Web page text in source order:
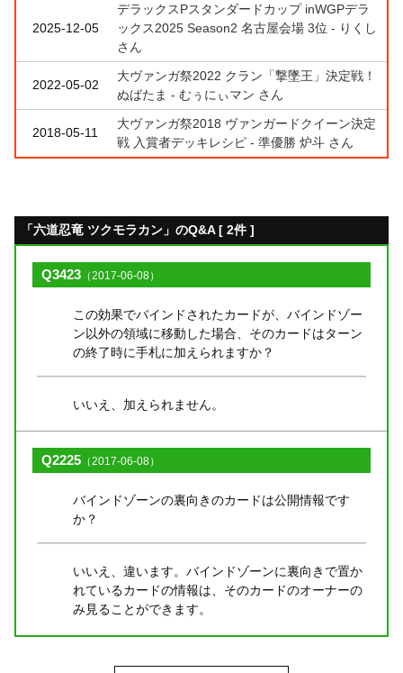
2025-12-05
デラックスPスタンダードカップ inWGPデラ
ックス2025 Season2 名古屋会場 3位 - りくし
さん
2022-05-02
大ヴァンガ祭2022 クラン「撃墜王」決定戦！
ぬばたま - むぅにぃマン さん
2018-05-11
大ヴァンガ祭2018 ヴァンガードクイーン決定
戦 入賞者デッキレシピ - 準優勝 炉斗 さん
「六道忍竜 ツクモラカン」のQ&A [ 2件 ]
Q3423 （2017-06-08）
この効果でバインドされたカードが、バインドゾー
ン以外の領域に移動した場合、そのカードはターン
の終了時に手札に加えられますか？
いいえ、加えられません。
Q2225 （2017-06-08）
バインドゾーンの裏向きのカードは公開情報です
か？
いいえ、違います。バインドゾーンに裏向きで置か
れているカードの情報は、そのカードのオーナーの
み見ることができます。